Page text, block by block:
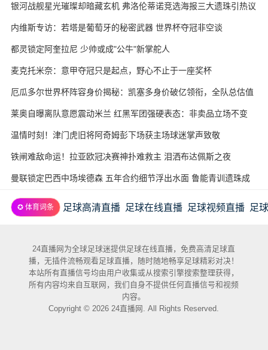
银河战舰星光璀璨却暗藏玄机 弗洛伦蒂诺竞选海报三大遗珠引热议
内维斯专访：若塔是葡萄牙的秘密武器 世界杯夺冠非空谈
都灵锁定阿奎拉尼 少帅或成"公牛"新掌舵人
麦克托米奈：意甲夺冠只是起点，野心不止于一座奖杯
厄瓜多尔世界杯阵容身价揭秘：凯塞多身价破亿领衔，全队总估值
近3.7亿欧
莱奥自曝离队意愿震动米兰 红黑军团强硬表态：非卖品立场不变
温情时刻！津门虎旧将阿奇姆彭下场获主场球迷掌声致敬
铁闸难敌命运！拉亚欧冠决赛神扑难救主 泪洒布达佩斯之夜
曼联锁定巴西中场埃德森 五年合约细节浮出水面 鲁能青训遗珠成
✪ 体育词条 足球高清直播 足球在线直播 足球视频直播 足
24直播网为全球足球迷提供足球在线直播，免费高清足球直
播，无插件流畅观看足球直播，随时随地畅享足球精彩对决！
本站所有直播信号均由用户收集或从搜索引擎搜索整理获得，
所有内容均来自互联网，我们自身不提供任何直播信号和视频
内容。
Copyright © 2026 24直播网. All Rights Reserved.